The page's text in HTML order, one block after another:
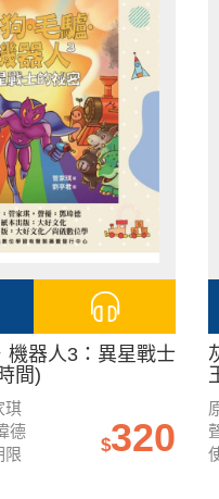
機器人3：異星戰士
間)
琪
德
限
$320